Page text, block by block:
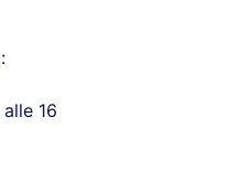
:
16